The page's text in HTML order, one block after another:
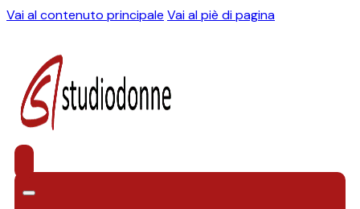
Vai al contenuto principale Vai al piè di pagina